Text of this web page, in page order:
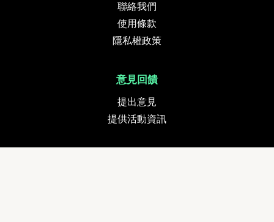
聯絡我們
使用條款
隱私權政策
意見回饋
提出意見
提供活動資訊